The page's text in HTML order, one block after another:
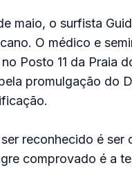
maio, o surfista
O médico e
Posto 11 da Praia
promulgação do
reconhecido é
comprovado é a